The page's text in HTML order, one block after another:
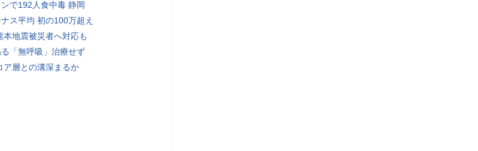
で192人食中毒 静岡
ス平均 初の100万超え
本地震被災者へ対応も
「無呼吸」治療せず
ア層との溝深まるか